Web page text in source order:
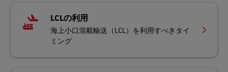
LCLの利用
海上小口混載輸送（LCL）を利用すべきタイ
ミング